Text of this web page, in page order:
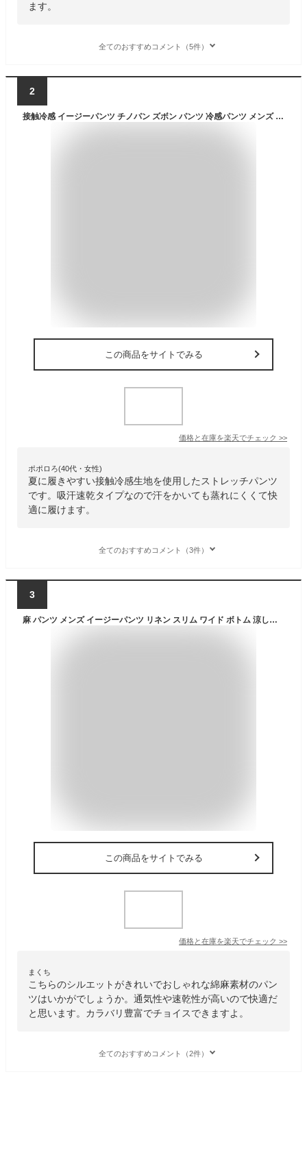
ます。
全てのおすすめコメント（5件）
2
接触冷感 イージーパンツ チノパン ズボン パンツ 冷感パンツ メンズ ストレッチ 伸縮 速乾 夏 ゴルフ 涼しい メンズパンツ ボトムス ワーク チャコール ネイビー ベージュ 冷たい テーパードパンツ sun-ux-pnt-1939 メール便で送料無料 2枚は2通
この商品をサイトでみる
価格と在庫を楽天でチェック >>
ポポロろ(40代・女性)
夏に履きやすい接触冷感生地を使用したストレッチパンツ
です。吸汗速乾タイプなので汗をかいても蒸れにくくて快
適に履けます。
全てのおすすめコメント（3件）
3
麻 パンツ メンズ イージーパンツ リネン スリム ワイド ボトム 涼しい 綿麻 ルームウェア 吸水速乾 夏 ロングパンツ ワイドパンツ ゴムウエスト 楊柳 ワイドパンツ ゴムウエスト 春夏 全5色 ジェネレス 父の日 ギフト
この商品をサイトでみる
価格と在庫を楽天でチェック >>
まくち
こちらのシルエットがきれいでおしゃれな綿麻素材のパン
ツはいかがでしょうか。通気性や速乾性が高いので快適だ
と思います。カラバリ豊富でチョイスできますよ。
全てのおすすめコメント（2件）